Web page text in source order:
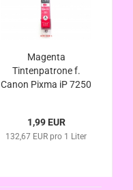
Magenta
Tintenpatrone f.
Canon Pixma iP 7250
Chip u.
Füllstandsanzeige
1,99 EUR
132,67 EUR pro 1 Liter